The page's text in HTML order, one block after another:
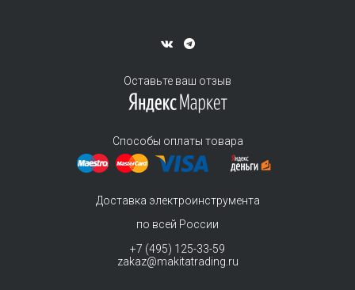
Оставьте ваш отзыв
Способы оплаты товара
Доставка электроинструмента
по всей России
+7 (495) 125-33-59
zakaz@makitatrading.ru